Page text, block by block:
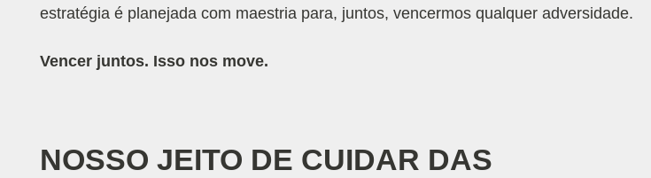
estratégia é planejada com maestria para, juntos, vencermos qualquer adversidade.
Vencer juntos. Isso nos move.
NOSSO JEITO DE CUIDAR DAS